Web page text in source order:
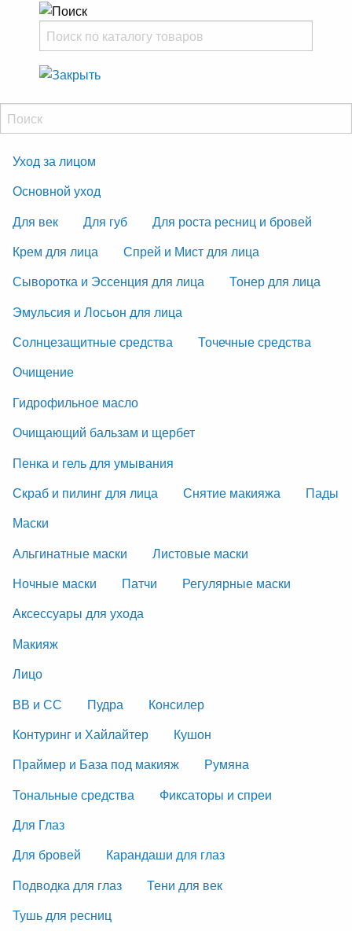
Уход за лицом
Основной уход
Для век
Для губ
Для роста ресниц и бровей
Крем для лица
Спрей и Мист для лица
Сыворотка и Эссенция для лица
Тонер для лица
Эмульсия и Лосьон для лица
Солнцезащитные средства
Точечные средства
Очищение
Гидрофильное масло
Очищающий бальзам и щербет
Пенка и гель для умывания
Скраб и пилинг для лица
Снятие макияжа
Пады
Маски
Альгинатные маски
Листовые маски
Ночные маски
Патчи
Регулярные маски
Аксессуары для ухода
Макияж
Лицо
ВВ и СС
Пудра
Консилер
Контуринг и Хайлайтер
Кушон
Праймер и База под макияж
Румяна
Тональные средства
Фиксаторы и спреи
Для Глаз
Для бровей
Карандаши для глаз
Подводка для глаз
Тени для век
Тушь для ресниц